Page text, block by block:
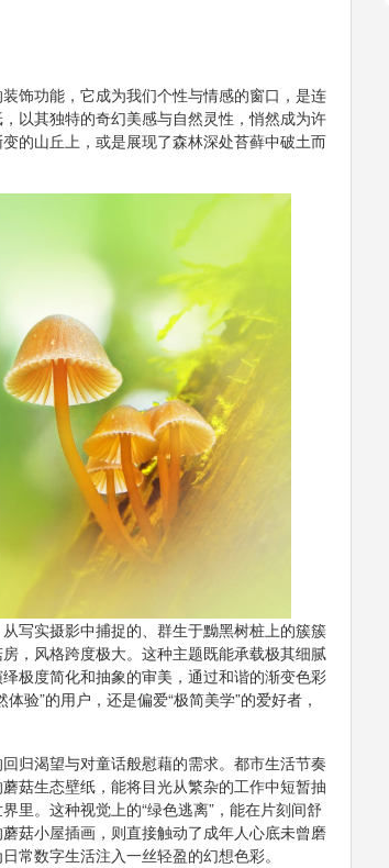
饰功能，它成为我们个性与情感的窗口，是连
以其独特的奇幻美感与自然灵性，悄然成为许
的山丘上，或是展现了森林深处苔藓中破土而
写实摄影中捕捉的、群生于黝黑树桩上的簇簇
，风格跨度极大。这种主题既能承载极其细腻
极度简化和抽象的审美，通过和谐的渐变色彩
验”的用户，还是偏爱“极简美学”的爱好者，
归渴望与对童话般慰藉的需求。都市生活节奏
菇生态壁纸，能将目光从繁杂的工作中短暂抽
里。这种视觉上的“绿色逃离”，能在片刻间舒
菇小屋插画，则直接触动了成年人心底未曾磨
常数字生活注入一丝轻盈的幻想色彩。